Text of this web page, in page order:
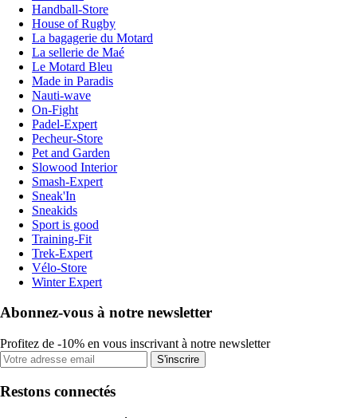
Handball-Store
House of Rugby
La bagagerie du Motard
La sellerie de Maé
Le Motard Bleu
Made in Paradis
Nauti-wave
On-Fight
Padel-Expert
Pecheur-Store
Pet and Garden
Slowood Interior
Smash-Expert
Sneak'In
Sneakids
Sport is good
Training-Fit
Trek-Expert
Vélo-Store
Winter Expert
Abonnez-vous à notre newsletter
Profitez de -10% en vous inscrivant à notre newsletter
S'inscrire
Restons connectés